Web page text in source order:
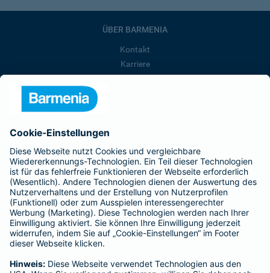
ÜBER BARMENIA
Kontakt
Karriere
Barmenia ist Teil der BarmeniaGothaer
BELIEBTE SEITEN
Kranken-Zusatzversicherung
Tierversicherungen
Haftpflichtversicherung
Hausratversicherung